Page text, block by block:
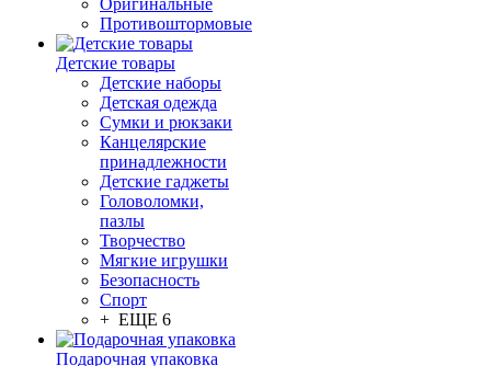
Оригинальные
Противоштормовые
Детские товары
Детские наборы
Детская одежда
Сумки и рюкзаки
Канцелярские
принадлежности
Детские гаджеты
Головоломки,
пазлы
Творчество
Мягкие игрушки
Безопасность
Спорт
+ ЕЩЕ 6
Подарочная упаковка